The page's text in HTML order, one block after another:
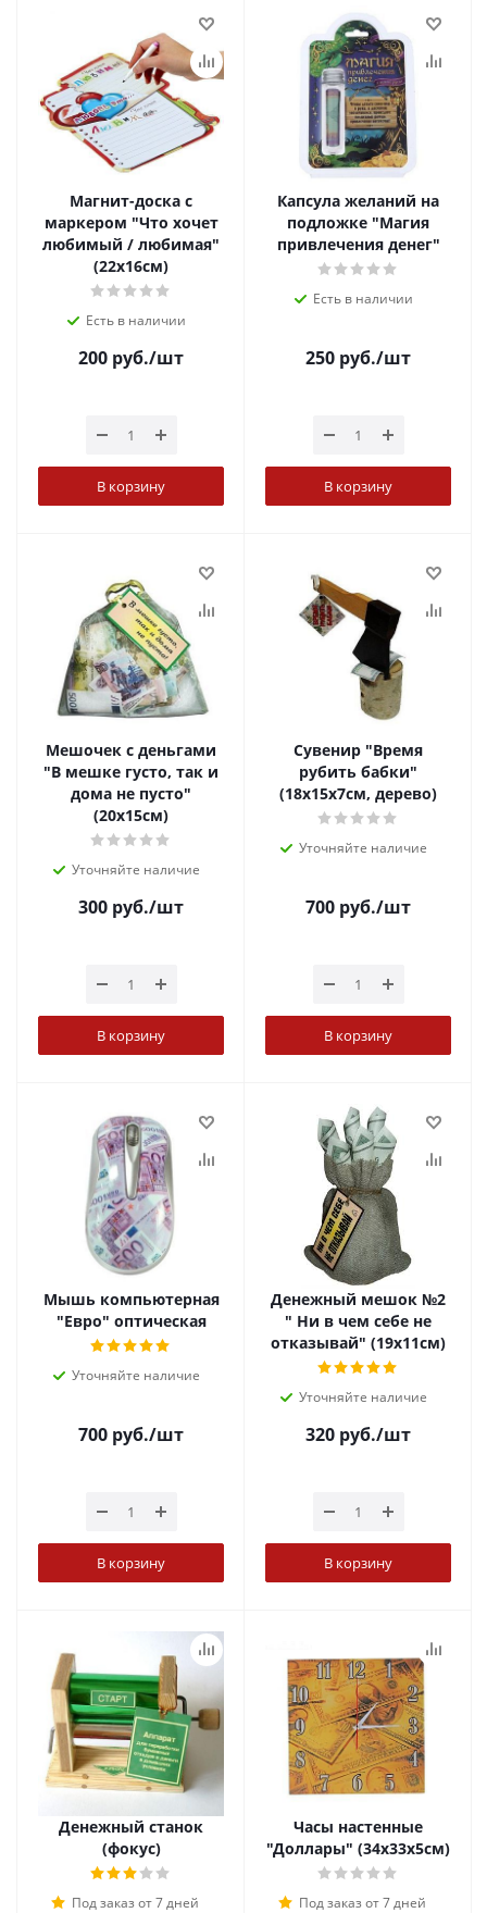
Магнит-доска с
маркером "Что хочет
любимый / любимая"
(22х16см)
Есть в наличии
200 руб./шт
В корзину
Капсула желаний на
подложке "Магия
привлечения денег"
Есть в наличии
250 руб./шт
В корзину
Мешочек с деньгами
"В мешке густо, так и
дома не пусто"
(20х15см)
Уточняйте наличие
300 руб./шт
В корзину
Сувенир "Время
рубить бабки"
(18х15х7см, дерево)
Уточняйте наличие
700 руб./шт
В корзину
Мышь компьютерная
"Евро" оптическая
Уточняйте наличие
700 руб./шт
В корзину
Денежный мешок №2
" Ни в чем себе не
отказывай" (19х11см)
Уточняйте наличие
320 руб./шт
В корзину
Денежный станок
(фокус)
Под заказ от 7 дней
Часы настенные
"Доллары" (34x33x5см)
Под заказ от 7 дней